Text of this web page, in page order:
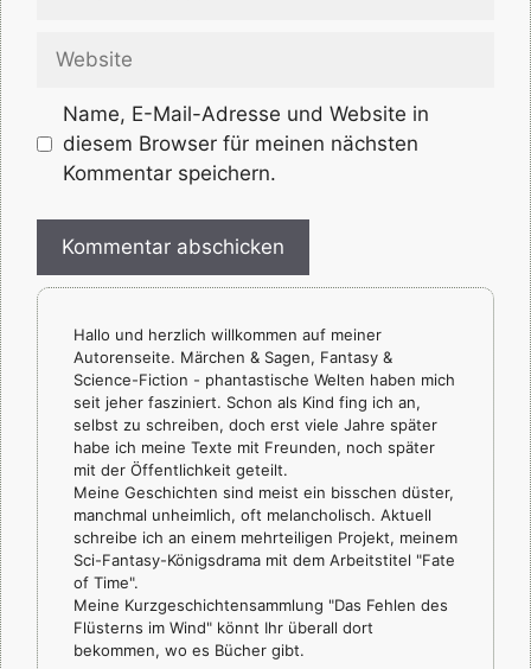
Website
Name, E-Mail-Adresse und Website in
diesem Browser für meinen nächsten
Kommentar speichern.
Hallo und herzlich willkommen auf meiner
Autorenseite. Märchen & Sagen, Fantasy &
Science-Fiction - phantastische Welten haben mich
seit jeher fasziniert. Schon als Kind fing ich an,
selbst zu schreiben, doch erst viele Jahre später
habe ich meine Texte mit Freunden, noch später
mit der Öffentlichkeit geteilt.
Meine Geschichten sind meist ein bisschen düster,
manchmal unheimlich, oft melancholisch. Aktuell
schreibe ich an einem mehrteiligen Projekt, meinem
Sci-Fantasy-Königsdrama mit dem Arbeitstitel "Fate
of Time".
Meine Kurzgeschichtensammlung "Das Fehlen des
Flüsterns im Wind" könnt Ihr überall dort
bekommen, wo es Bücher gibt.